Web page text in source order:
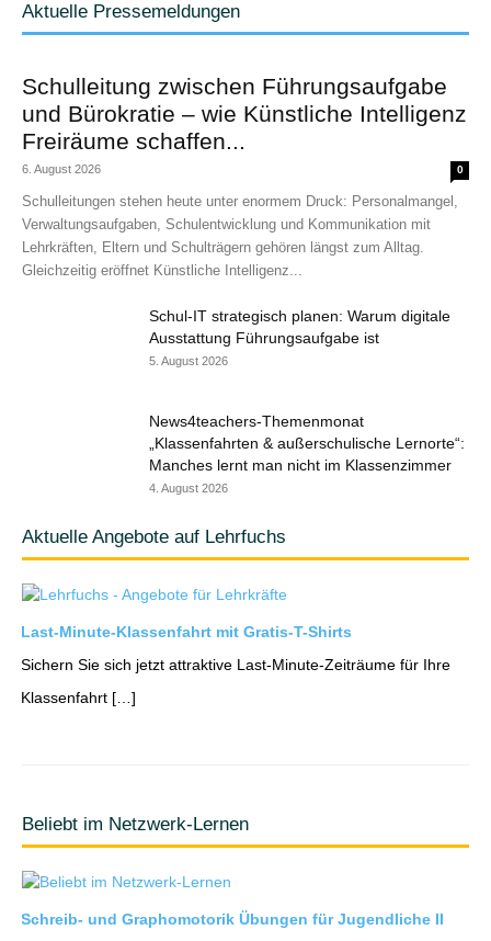
Aktuelle Pressemeldungen
Schulleitung zwischen Führungsaufgabe
und Bürokratie – wie Künstliche Intelligenz
Freiräume schaffen...
6. August 2026 0
Schulleitungen stehen heute unter enormem Druck: Personalmangel,
Verwaltungsaufgaben, Schulentwicklung und Kommunikation mit
Lehrkräften, Eltern und Schulträgern gehören längst zum Alltag.
Gleichzeitig eröffnet Künstliche Intelligenz...
Schul-IT strategisch planen: Warum digitale
Ausstattung Führungsaufgabe ist
5. August 2026
News4teachers-Themenmonat
„Klassenfahrten & außerschulische Lernorte“:
Manches lernt man nicht im Klassenzimmer
4. August 2026
Aktuelle Angebote auf Lehrfuchs
Last-Minute-Klassenfahrt mit Gratis-T-Shirts
Sichern Sie sich jetzt attraktive Last-Minute-Zeiträume für Ihre
Klassenfahrt […]
Beliebt im Netzwerk-Lernen
Schreib- und Graphomotorik Übungen für Jugendliche II